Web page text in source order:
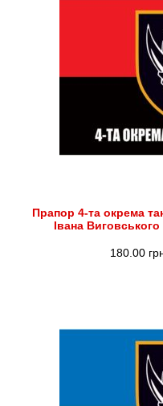
Прапор 4-та окрема
Івана
180.00